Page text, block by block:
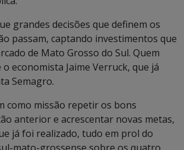
grandes decisões que definem os
passam, captando investimentos que
de Mato Grosso do Sul. Quem
economista Jaime Verruck, que já
Semagro.
como missão repetir os bons
anterior e acrescentar novas metas,
já foi realizado, tudo em prol do
mato-grossense sobre os quatro